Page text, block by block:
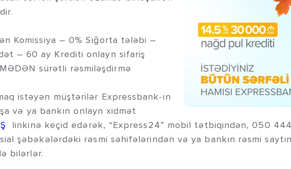
Komissiya – 0% Sığorta tələbi –
– 60 ay Krediti onlayn sifariş
sürətli rəsmiləşdirmə
istəyən müştərilər Expressbank-ın
və ya bankın onlayn xidmət
linkinə keçid edərək, “Express24” mobil tətbiqindən, 050
şəbəkələrdəki rəsmi səhifələrindən və ya bankın rəsmi
bilərlər.